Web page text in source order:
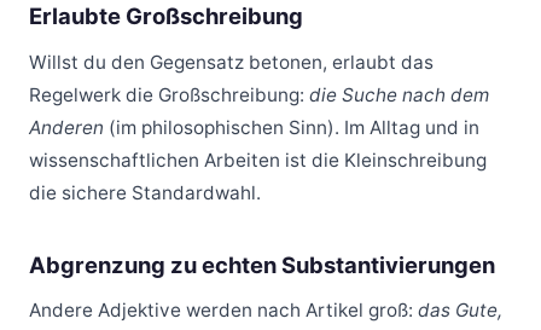
Erlaubte Großschreibung
Willst du den Gegensatz betonen, erlaubt das
Regelwerk die Großschreibung: die Suche nach dem
Anderen (im philosophischen Sinn). Im Alltag und in
wissenschaftlichen Arbeiten ist die Kleinschreibung
die sichere Standardwahl.
Abgrenzung zu echten Substantivierungen
Andere Adjektive werden nach Artikel groß: das Gute,